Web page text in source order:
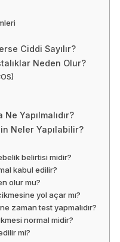
Ciddi Sayılır?
Neden Olur?
Yapılmalıdır?
Neler Yapılabilir?
belirtisi midir?
kabul edilir?
olur mu?
yol açar mı?
zaman test yapmalıdır?
normal midir?
mi?